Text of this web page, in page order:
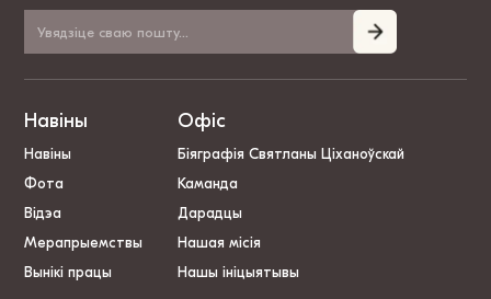
Навіны
Навіны
Фота
Відэа
Мерапрыемствы
Вынікі працы
Офіс
Біяграфія Святланы Ціханоўскай
Каманда
Дарадцы
Нашая місія
Нашы ініцыятывы